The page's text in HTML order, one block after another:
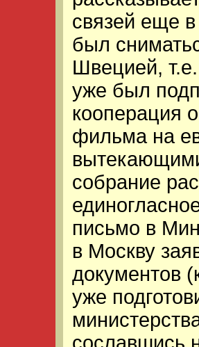
связей еще
был
Швецией,
уже был
кооперация
фильма на
собрание
письмо в
в Москву
документов
уже